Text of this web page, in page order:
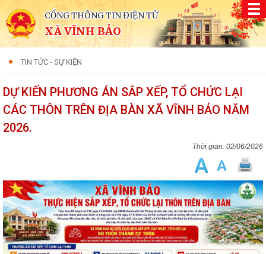
CỔNG THÔNG TIN ĐIỆN TỬ
XÃ VĨNH BẢO
TIN TỨC - SỰ KIỆN
DỰ KIẾN PHƯƠNG ÁN SẮP XẾP, TỔ CHỨC LẠI
CÁC THÔN TRÊN ĐỊA BÀN XÃ VĨNH BẢO NĂM
2026.
02/06/2026